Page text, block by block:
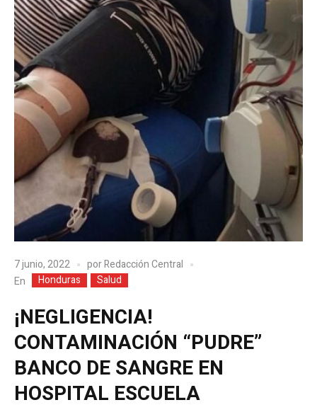
7 junio, 2022 porRedacción Central
En
Honduras Salud
¡NEGLIGENCIA!
CONTAMINACIÓN “PUDRE”
BANCO DE SANGRE EN
HOSPITAL ESCUELA